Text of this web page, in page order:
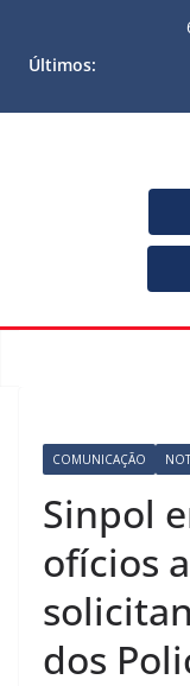
Últimos:
COMUNICAÇÃO
Sinpol
ofícios
dos